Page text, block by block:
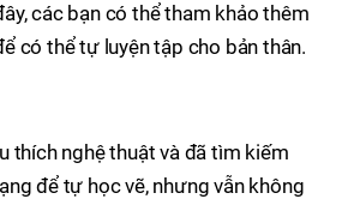
các bạn có thể tham khảo thêm
có thể tự luyện tập cho bản thân.
thích nghệ thuật và đã tìm kiếm
để tự học vẽ, nhưng vẫn không